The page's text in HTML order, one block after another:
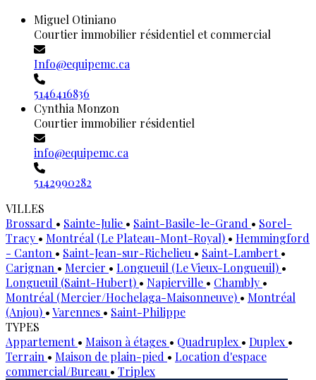
Miguel Otiniano
Courtier immobilier résidentiel et commercial
Info@equipemc.ca
5146416836
Cynthia Monzon
Courtier immobilier résidentiel
info@equipemc.ca
5142990282
VILLES
Brossard • Sainte-Julie • Saint-Basile-le-Grand • Sorel-
Tracy • Montréal (Le Plateau-Mont-Royal) • Hemmingford
- Canton • Saint-Jean-sur-Richelieu • Saint-Lambert•
Carignan • Mercier • Longueuil (Le Vieux-Longueuil) •
Longueuil (Saint-Hubert) • Napierville • Chambly •
Montréal (Mercier/Hochelaga-Maisonneuve) • Montréal
(Anjou) •Varennes • Saint-Philippe
TYPES
Appartement• Maison à étages • Quadruplex • Duplex •
Terrain • Maison de plain-pied • Location d'espace
commercial/Bureau • Triplex